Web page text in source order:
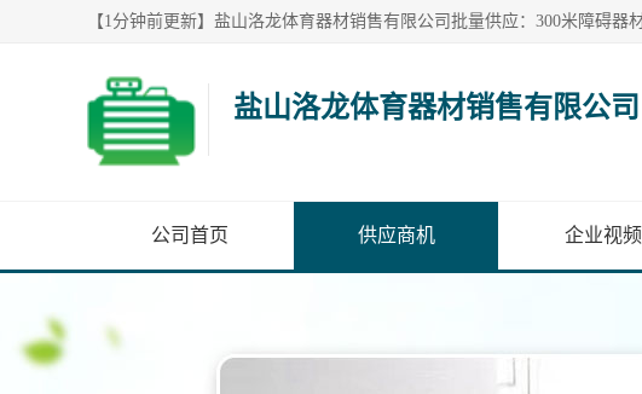
盐山洛龙体育器材销售有限公司
公司首页 供应商机 企业视频